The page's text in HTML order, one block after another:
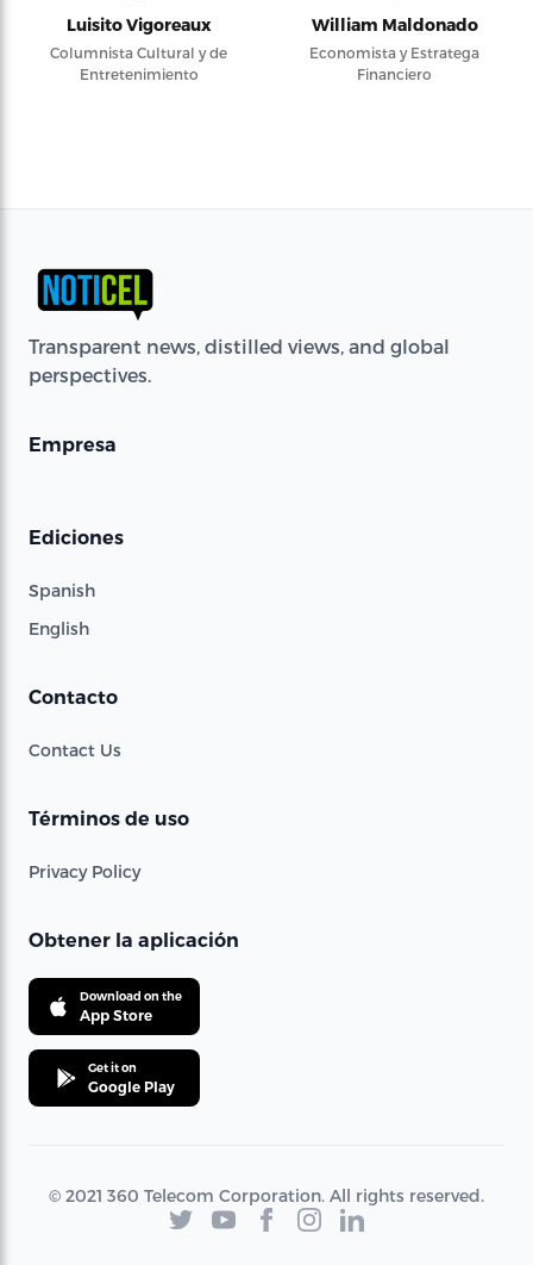
Luisito Vigoreaux
Columnista Cultural y de
Entretenimiento
William Maldonado
Economista y Estratega
Financiero
Transparent news, distilled views, and global
perspectives.
Empresa
Ediciones
Spanish
English
Contacto
Contact Us
Términos de uso
Privacy Policy
Obtener la aplicación
Download on the
App Store
Get it on
Google Play
© 2021 360 Telecom Corporation. All rights reserved.